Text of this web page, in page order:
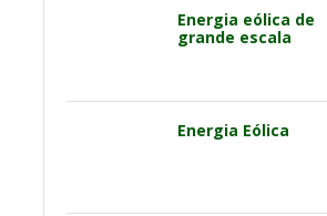
Energia eólica de
grande escala
Energia Eólica